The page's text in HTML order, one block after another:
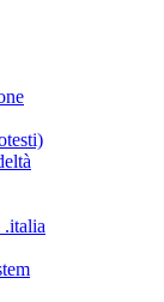
.italia